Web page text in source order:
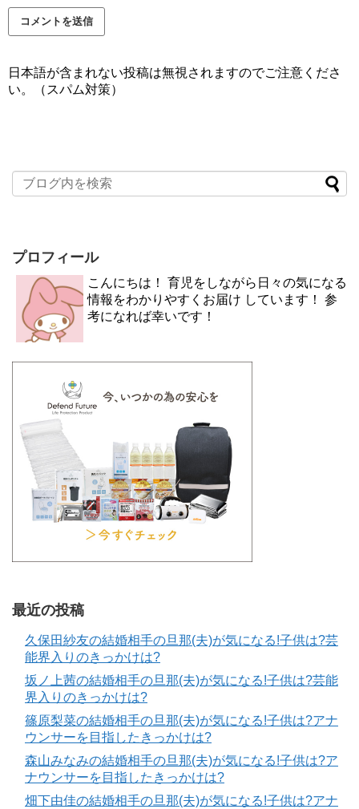
日本語が含まれない投稿は無視されますのでご注意くださ
い。（スパム対策）
プロフィール
こんにちは！ 育児をしながら日々の気になる
情報をわかりやすくお届け しています！ 参
考になれば幸いです！
最近の投稿
久保田紗友の結婚相手の旦那(夫)が気になる!子供は?芸
能界入りのきっかけは?
坂ノ上茜の結婚相手の旦那(夫)が気になる!子供は?芸能
界入りのきっかけは?
篠原梨菜の結婚相手の旦那(夫)が気になる!子供は?アナ
ウンサーを目指したきっかけは?
森山みなみの結婚相手の旦那(夫)が気になる!子供は?ア
ナウンサーを目指したきっかけは?
畑下由佳の結婚相手の旦那(夫)が気になる!子供は?アナ